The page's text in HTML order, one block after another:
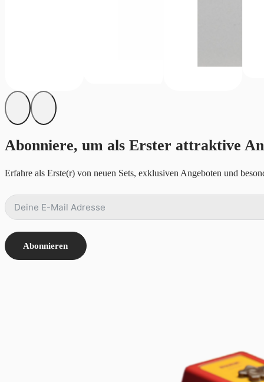
Abonniere, um als Erster attraktive
Erfahre als Erste(r) von neuen Sets, exklusiven Angeboten und
Abonnieren